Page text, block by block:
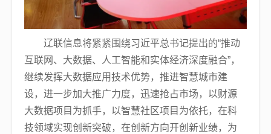
辽联信息将紧紧围绕习近平总书记提出的“推动
互联网、大数据、人工智能和实体经济深度融合”，
继续发挥大数据应用技术优势，推进智慧城市建
设，进一步加大推广力度，迅速抢占市场，以财源
大数据项目为抓手，以智慧社区项目为依托，在科
技领域实现创新突破，在创新方向开创新业绩，为